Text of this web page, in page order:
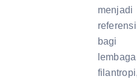
menjadi
referensi
bagi
lembaga